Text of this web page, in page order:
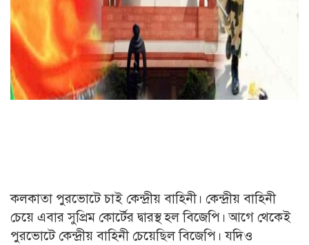
কলকাতা পুরভোটে চাই কেন্দ্রীয় বাহিনী। কেন্দ্রীয় বাহিনী
চেয়ে এবার সুপ্রিম কোর্টের দ্বারস্থ হল বিজেপি। আগে থেকেই
পুরভোটে কেন্দ্রীয় বাহিনী চেয়েছিল বিজেপি। যদিও